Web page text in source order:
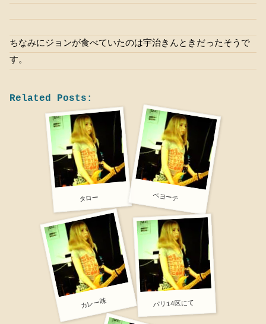
ちなみにジョンが食べていたのは宇治きんときだったそうで
す。
Related Posts:
タロー ペヨーテ
カレー味 パリ14区にて